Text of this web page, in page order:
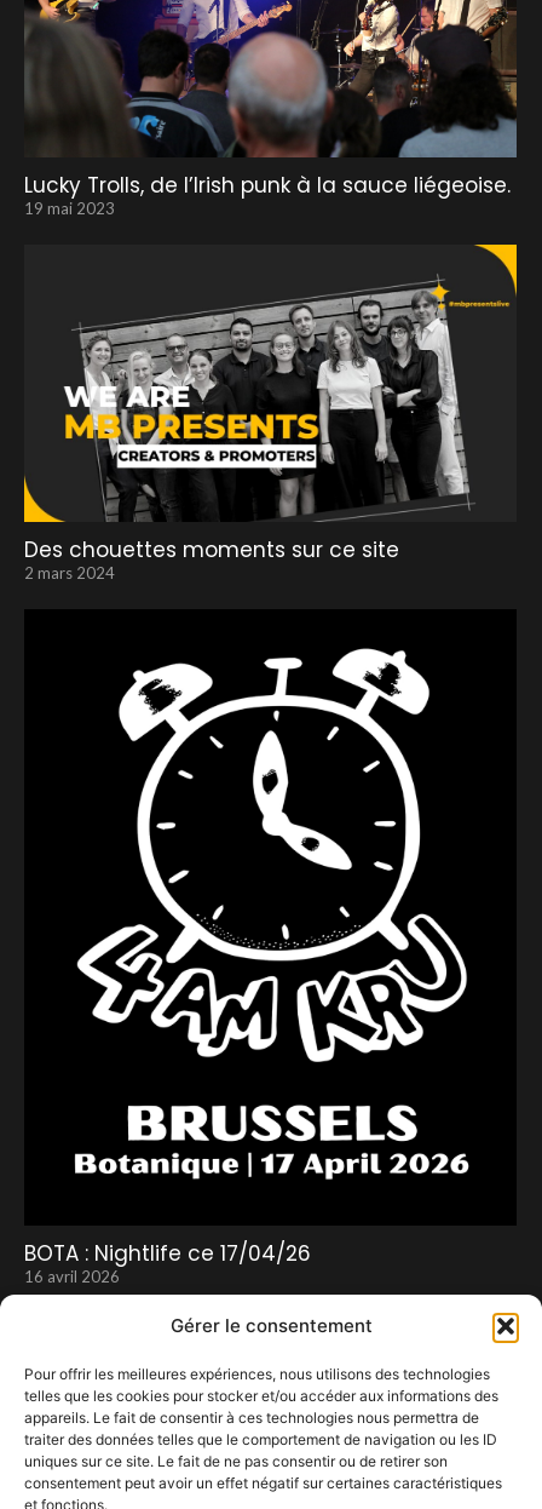
Gérer le consentement
Pour offrir les meilleures expériences, nous utilisons des technologies
telles que les cookies pour stocker et/ou accéder aux informations des
appareils. Le fait de consentir à ces technologies nous permettra de
traiter des données telles que le comportement de navigation ou les ID
uniques sur ce site. Le fait de ne pas consentir ou de retirer son
consentement peut avoir un effet négatif sur certaines caractéristiques
et fonctions.
Lucky Trolls, de l’Irish punk à la sauce liégeoise.
19 mai 2023
Des chouettes moments sur ce site
2 mars 2024
BOTA : Nightlife ce 17/04/26
16 avril 2026